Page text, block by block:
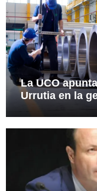
La UCO
Urrutia en la
Reunidos